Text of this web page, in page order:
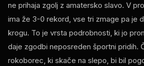
ne prihaja zgolj z amatersko slavo. V
ima že 3-0 rekord, vse tri zmage pa je
krogu. To je vrsta podrobnosti, ki jo
daje zgodbi neposreden športni pridih.
rokoborec, ki skače na slepo, bi bil